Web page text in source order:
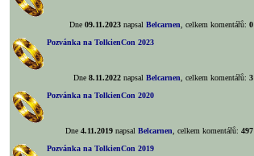
Dne 09.11.2023napsal Belcarnen , celkem komentářů: 0
Pozvánka na TolkienCon 2023
Dne 8.11.2022napsal Belcarnen , celkem komentářů: 3
Pozvánka na TolkienCon 2020
Dne 4.11.2019napsal Belcarnen , celkem komentářů: 497
Pozvánka na TolkienCon 2019